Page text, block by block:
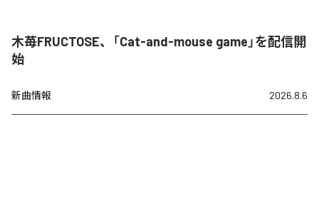
木苺FRUCTOSE、「Cat-and-mouse game」を配信開
始
新曲情報 2026.8.6